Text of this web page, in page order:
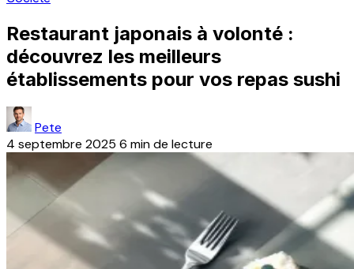
Restaurant japonais à volonté :
découvrez les meilleurs
établissements pour vos repas sushi
Pete
4 septembre 2025 6 min de lecture